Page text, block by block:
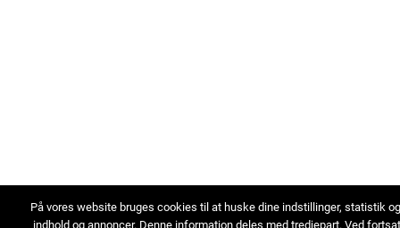
På vores website bruges cookies til at huske dine indstillinger, statistik
indhold og annoncer. Denne information deles med tredjepart. Ved